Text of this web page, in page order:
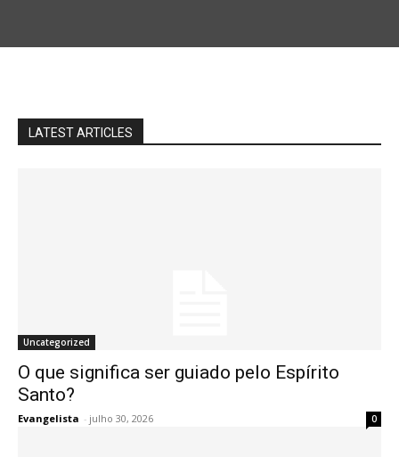
LATEST ARTICLES
Uncategorized
O que significa ser guiado pelo Espírito
Santo?
Evangelista - julho 30, 2026 0